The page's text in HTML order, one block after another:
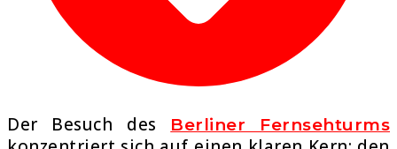
Der Besuch des Berliner Fernsehturms